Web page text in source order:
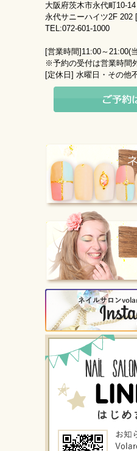
大阪府茨木市永代町10-14
永代サニーハイツ2F 202 [
TEL:072-601-1000
[営業時間] 11:00～21:00(
※予約の受付は営業時間
[定休日] 水曜日・その他